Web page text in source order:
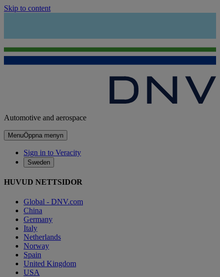
Skip to content
Automotive and aerospace
MenuÖppna menyn
Sign in to Veracity
Sweden
HUVUD NETTSIDOR
Global - DNV.com
China
Germany
Italy
Netherlands
Norway
Spain
United Kingdom
USA